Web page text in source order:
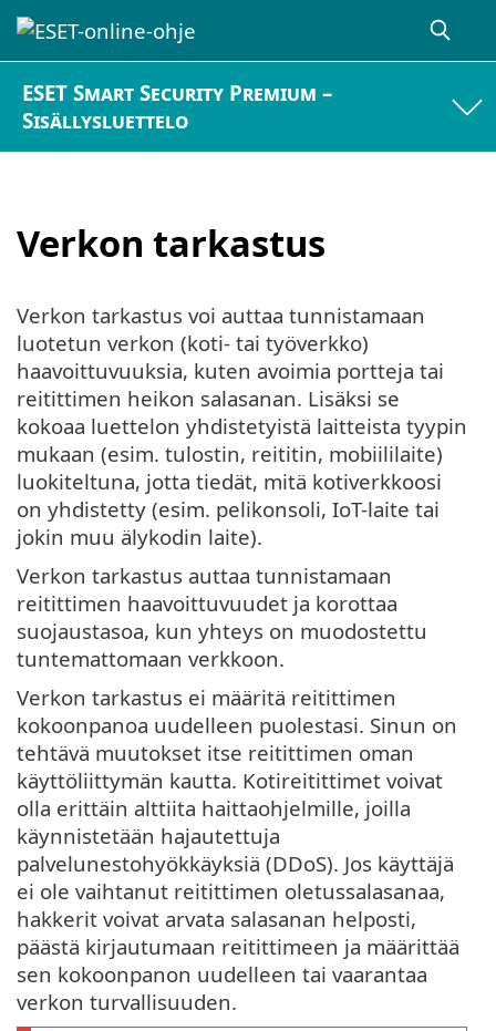
ESET Smart Security Premium –
Sisällysluettelo
Verkon tarkastus
Verkon tarkastus voi auttaa tunnistamaan
luotetun verkon (koti- tai työverkko)
haavoittuvuuksia, kuten avoimia portteja tai
reitittimen heikon salasanan. Lisäksi se
kokoaa luettelon yhdistetyistä laitteista tyypin
mukaan (esim. tulostin, reititin, mobiililaite)
luokiteltuna, jotta tiedät, mitä kotiverkkoosi
on yhdistetty (esim. pelikonsoli, IoT-laite tai
jokin muu älykodin laite).
Verkon tarkastus auttaa tunnistamaan
reitittimen haavoittuvuudet ja korottaa
suojaustasoa, kun yhteys on muodostettu
tuntemattomaan verkkoon.
Verkon tarkastus ei määritä reitittimen
kokoonpanoa uudelleen puolestasi. Sinun on
tehtävä muutokset itse reitittimen oman
käyttöliittymän kautta. Kotireitittimet voivat
olla erittäin alttiita haittaohjelmille, joilla
käynnistetään hajautettuja
palvelunestohyökkäyksiä (DDoS). Jos käyttäjä
ei ole vaihtanut reitittimen oletussalasanaa,
hakkerit voivat arvata salasanan helposti,
päästä kirjautumaan reitittimeen ja määrittää
sen kokoonpanon uudelleen tai vaarantaa
verkon turvallisuuden.